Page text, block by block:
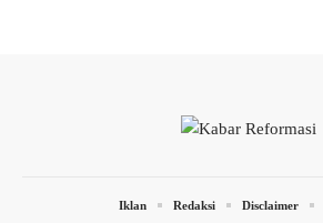
Iklan Redaksi Disclaimer